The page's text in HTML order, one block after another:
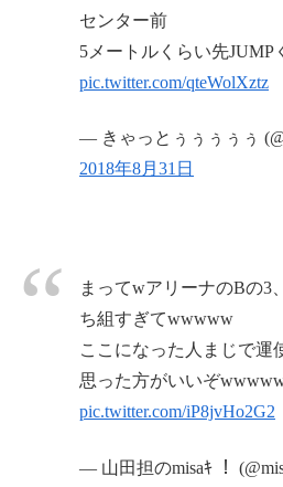
センター前
5メートルくらい先JUMP
pic.twitter.com/qteWolXztz
— きゃっとぅぅぅぅぅ
2018年8月31日
まってwアリーナのBの3
ち組すぎてwwwww
ここになった人まじで運
思った方がいいぞ
pic.twitter.com/iP8jvHo2G2
— 山田担のmisaｷ ！